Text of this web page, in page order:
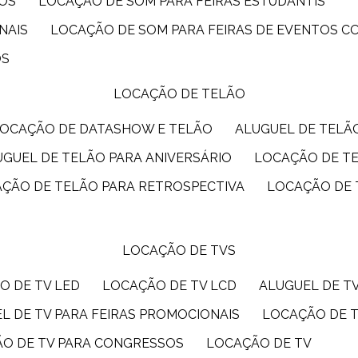
LOCAÇÃO DE SOM PARA FEIRAS DE EVENTOS
LOCAÇÃO DE TELÃO
LOCAÇÃO DE DATASHOW E TELÃO
ALUGUEL DE
DE TELÃO PARA ANIVERSÁRIO
LOCAÇÃO DE
DE TELÃO PARA RETROSPECTIVA
LOCAÇÃO
LOCAÇÃO DE TVS
DE TV LED LOCAÇÃO DE TV LCD
ALUGUEL DE
DE TV PARA FEIRAS PROMOCIONAIS
LOCAÇÃO DE
DE TV PARA CONGRESSOS
LOCAÇÃO DE TV